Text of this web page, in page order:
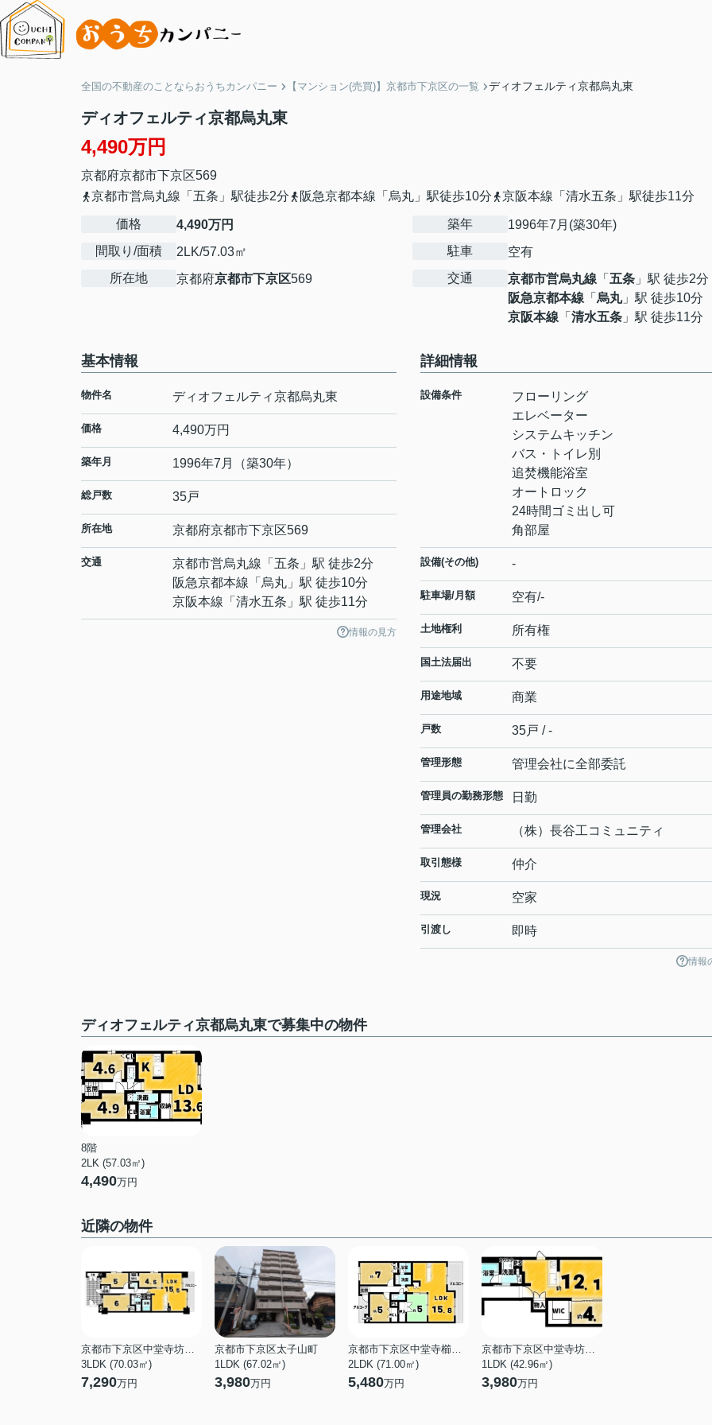
全国の不動産のことならおうちカンパニー 【マンション(売買)】京都市下京区の一覧 ディオフェルティ京都烏丸東
ディオフェルティ京都烏丸東
4,490万円
京都府京都市下京区569
京都市営烏丸線「五条」駅徒歩2分
阪急京都本線「烏丸」駅徒歩10分 京阪本線「清水五条」駅徒歩11分
価格
4,490万円
間取り/面積
2LK/57.03㎡
所在地
京都府京都市下京区569
築年
1996年7月(築30年)
駐車
空有
交通
京都市営烏丸線 「 五条 」駅 徒歩2分
阪急京都本線 「 烏丸」駅 徒歩10分
京阪本線 「 清水五条 」駅 徒歩11分
基本情報
物件名 ディオフェルティ京都烏丸東
価格 4,490万円
築年月 1996年7月（築30年）
総戸数 35戸
所在地 京都府京都市下京区569
交通 京都市営烏丸線 「 五条 」駅 徒歩2分
阪急京都本線 「 烏丸 」駅 徒歩10分
京阪本線 「 清水五条 」駅 徒歩11分
情報の見方
詳細情報
設備条件
フローリング
エレベーター
システムキッチン
バス・トイレ別
追焚機能浴室
オートロック
24時間ゴミ出し可
角部屋
設備(その他) -
駐車場/月額 空有/-
土地権利 所有権
国土法届出 不要
用途地域 商業
戸数 35戸 / -
管理形態 管理会社に全部委託
管理員の勤務形態 日勤
管理会社 （株）長谷工コミュニティ
取引態様 仲介
現況 空家
引渡し 即時
情報
ディオフェルティ京都烏丸東で募集中の物件
8階
2LK (57.03㎡)
4,490万円
近隣の物件
京都市下京区中堂寺坊城町
3LDK (70.03㎡)
7,290万円
京都市下京区太子山町
1LDK (67.02㎡)
3,980万円
京都市下京区中堂寺櫛笥町
2LDK (71.00㎡)
5,480万円
京都市下京区中堂寺坊城町
1LDK (42.96㎡)
3,980万円